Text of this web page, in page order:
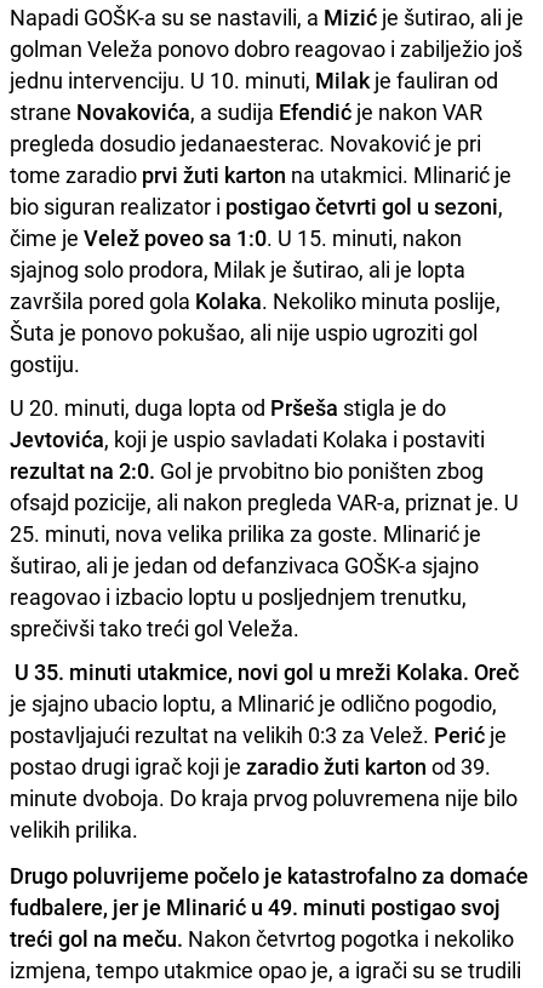
Napadi GOŠK-a su se nastavili, a Mizić je šutirao, ali je
golman Veleža ponovo dobro reagovao i zabilježio još
jednu intervenciju. U 10. minuti, Milak je fauliran od
strane Novakovića, a sudija Efendić je nakon VAR
pregleda dosudio jedanaesterac. Novaković je pri
tome zaradio prvi žuti karton na utakmici. Mlinarić je
bio siguran realizator i postigao četvrti gol u sezoni,
čime je Velež poveo sa 1:0. U 15. minuti, nakon
sjajnog solo prodora, Milak je šutirao, ali je lopta
završila pored gola Kolaka. Nekoliko minuta poslije,
Šuta je ponovo pokušao, ali nije uspio ugroziti gol
gostiju.
U 20. minuti, duga lopta od Pršeša stigla je do
Jevtovića, koji je uspio savladati Kolaka i postaviti
rezultat na 2:0. Gol je prvobitno bio poništen zbog
ofsajd pozicije, ali nakon pregleda VAR-a, priznat je. U
25. minuti, nova velika prilika za goste. Mlinarić je
šutirao, ali je jedan od defanzivaca GOŠK-a sjajno
reagovao i izbacio loptu u posljednjem trenutku,
sprečivši tako treći gol Veleža.
U 35. minuti utakmice, novi gol u mreži Kolaka. Oreč
je sjajno ubacio loptu, a Mlinarić je odlično pogodio,
postavljajući rezultat na velikih 0:3 za Velež. Perić je
postao drugi igrač koji je zaradio žuti karton od 39.
minute dvoboja. Do kraja prvog poluvremena nije bilo
velikih prilika.
Drugo poluvrijeme počelo je katastrofalno za domaće
fudbalere, jer je Mlinarić u 49. minuti postigao svoj
treći gol na meču. Nakon četvrtog pogotka i nekoliko
izmjena, tempo utakmice opao je, a igrači su se trudili